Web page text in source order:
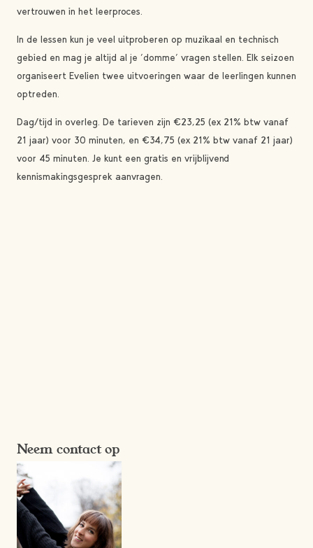
vertrouwen in het leerproces.
In de lessen kun je veel uitproberen op muzikaal en technisch
gebied en mag je altijd al je ‘domme’ vragen stellen. Elk seizoen
organiseert Evelien twee uitvoeringen waar de leerlingen kunnen
optreden.
Dag/tijd in overleg. De tarieven zijn €23,25 (ex 21% btw vanaf
21 jaar) voor 30 minuten, en €34,75 (ex 21% btw vanaf 21 jaar)
voor 45 minuten. Je kunt een gratis en vrijblijvend
kennismakingsgesprek aanvragen.
Neem contact op